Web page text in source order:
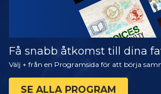
Få snabb åtkomst till dina
Välj + från en Programsida för att börja
SE ALLA PROGRAM